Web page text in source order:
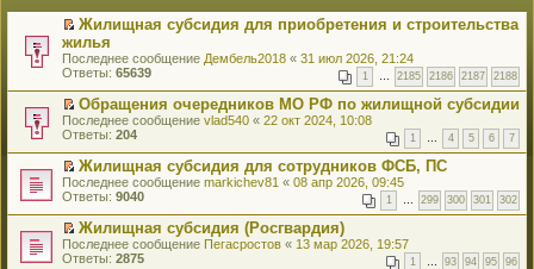
о
м
у
н
е
п
р
о
ч
т
а
н
н
о
м
у
с
к
п
е
р
в
м
у
н
е
п
р
о
ч
и
т
а
н
П
е
р
е
й
т
и
к
п
е
р
в
м
у
н
е
Жилищная субсидия для приобретения и строительства
жилья
Последнее сообщение Дембель2018 « 31 июл 2026, 21:24
Ответы: 65639 1 … 2185 2186 2187 2188
П
е
е
й
т
и
к
п
е
р
Обращения очередников МО РФ по жилищной субсидии
Последнее сообщение vlad540 « 22 окт 2024, 10:08
Ответы: 204 1 … 4 5 6 7
П
е
е
й
т
и
Жилищная субсидия для сотрудников ФСБ, ПС
Последнее сообщение markichev81 « 08 апр 2026, 09:45
Ответы: 9040 1 … 299 300 301 302
П
е
Жилищная субсидия (Росгвардия)
Последнее сообщение Пегасростов « 13 мар 2026, 19:57
Ответы: 2875 1 … 93 94 95 96